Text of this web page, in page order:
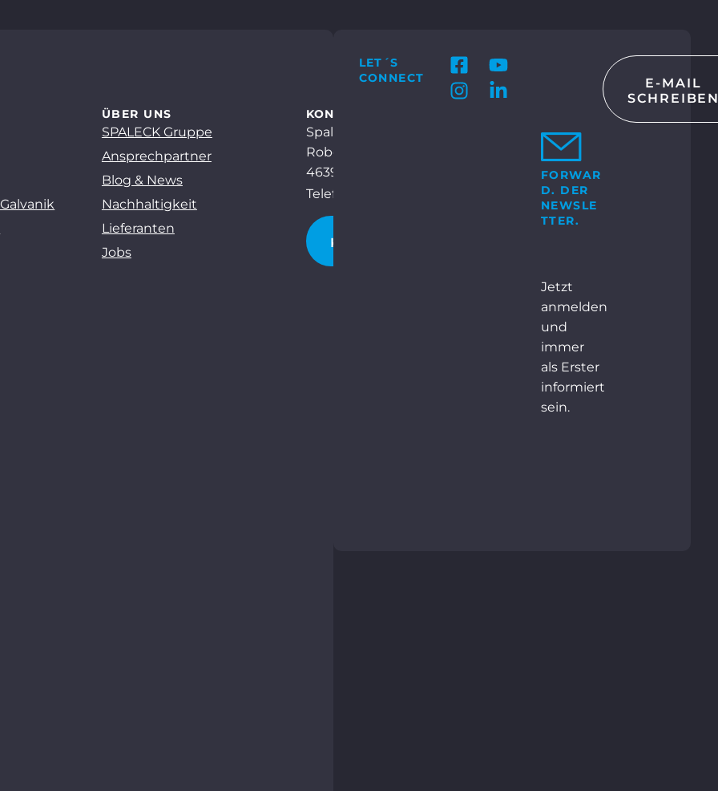
ÜBER UNS
SPALECK Gruppe
Ansprechpartner
Blog & News
Nachhaltigkeit
Lieferanten
Jobs
KONTAKT
Spaleck GmbH & Co. KG
Robert-Bosch-Str. 15
46397 Bocholt
Telefon:
KONTAKT
LET´S
CONNECT
FORWAR
D. DER
NEWSLE
TTER.
Jetzt
anmelden
und
immer
als Erster
informiert
sein.
E-MAIL